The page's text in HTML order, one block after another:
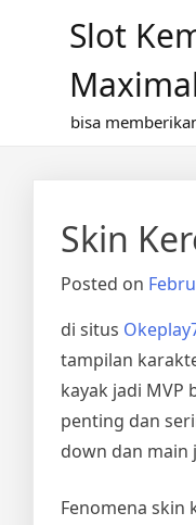
Slot
bisa
Skin
Posted on
di situs
tampilan
kayak jadi MVP
penting dan
down dan main
Fenomena skin